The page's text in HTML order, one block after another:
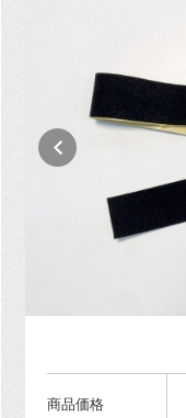
商品価格